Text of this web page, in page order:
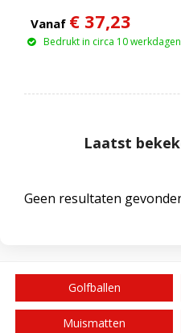
Vanaf € 37,23
Bedrukt in circa 10 werkdagen
Laatst
Geen resultaten
Golfballen
Muismatten